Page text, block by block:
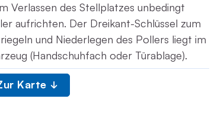
Verlassen des Stellplatzes unbedingt
aufrichten. Der Dreikant-Schlüssel zum
und Niederlegen des Pollers liegt im
(Handschuhfach oder Türablage).
Karte